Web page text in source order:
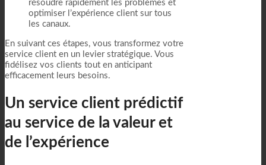
résoudre rapidement les problèmes et
optimiser l’expérience client sur tous
les canaux.
En suivant ces étapes, vous transformez votre
service client en un levier stratégique. Vous
fidélisez vos clients tout en anticipant
efficacement leurs besoins.
Un service client prédictif
au service de la valeur et
de l’expérience